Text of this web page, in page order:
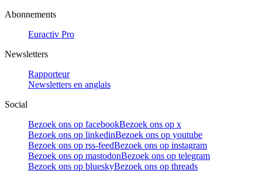
Abonnements
Euractiv Pro
Newsletters
Rapporteur
Newsletters en anglais
Social
Bezoek ons op facebookBezoek ons op x
Bezoek ons op linkedinBezoek ons op youtube
Bezoek ons op rss-feedBezoek ons op instagram
Bezoek ons op mastodonBezoek ons op telegram
Bezoek ons op blueskyBezoek ons op threads